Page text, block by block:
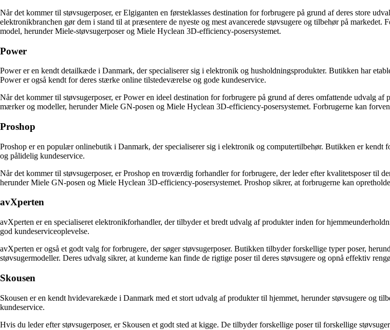
Når det kommer til støvsugerposer, er Elgiganten en førsteklasses destination for forbrugere på grund af deres store
elektronikbranchen gør dem i stand til at præsentere de nyeste og mest avancerede støvsugere og tilbehør på
model, herunder Miele-støvsugerposer og Miele Hyclean 3D-efficiency-posersystemet.
Power
Power er en kendt detailkæde i Danmark, der specialiserer sig i elektronik og husholdningsprodukter. Butikken har
Power er også kendt for deres stærke online tilstedeværelse og gode kundeservice.
Når det kommer til støvsugerposer, er Power en ideel destination for forbrugere på grund af deres omfattende udvalg
mærker og modeller, herunder Miele GN-posen og Miele Hyclean 3D-efficiency-posersystemet. Forbrugerne kan
Proshop
Proshop er en populær onlinebutik i Danmark, der specialiserer sig i elektronik og computertilbehør. Butikken er
og pålidelig kundeservice.
Når det kommer til støvsugerposer, er Proshop en troværdig forhandler for forbrugere, der leder efter kvalitetsposer til
herunder Miele GN-posen og Miele Hyclean 3D-efficiency-posersystemet. Proshop sikrer, at forbrugerne kan
avXperten
avXperten er en specialiseret elektronikforhandler, der tilbyder et bredt udvalg af produkter inden for
god kundeserviceoplevelse.
avXperten er også et godt valg for forbrugere, der søger støvsugerposer. Butikken tilbyder forskellige typer poser,
støvsugermodeller. Deres udvalg sikrer, at kunderne kan finde de rigtige poser til deres støvsugere og opnå effektiv
Skousen
Skousen er en kendt hvidevarekæde i Danmark med et stort udvalg af produkter til hjemmet, herunder støvsugere og
kundeservice.
Hvis du leder efter støvsugerposer, er Skousen et godt sted at kigge. De tilbyder forskellige poser til forskellige